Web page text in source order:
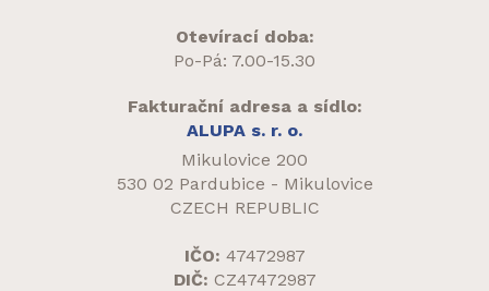
Otevírací doba:
Po-Pá: 7.00-15.30
Fakturační adresa a sídlo:
ALUPA s. r. o.
Mikulovice 200
530 02 Pardubice - Mikulovice
CZECH REPUBLIC
IČO: 47472987
DIČ: CZ47472987